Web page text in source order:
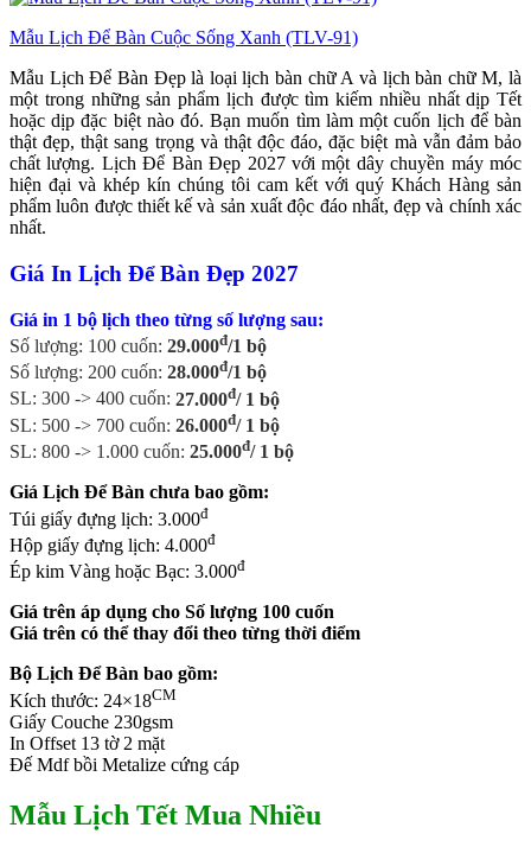
Mẫu Lịch Để Bàn Cuộc Sống Xanh (TLV-91)
Mẫu Lịch Để Bàn Đẹp là loại lịch bàn chữ A và lịch bàn chữ M, là
một trong những sản phẩm lịch được tìm kiếm nhiều nhất dịp Tết
hoặc dịp đặc biệt nào đó. Bạn muốn tìm làm một cuốn lịch để bàn
thật đẹp, thật sang trọng và thật độc đáo, đặc biệt mà vẫn đảm bảo
chất lượng. Lịch Để Bàn Đẹp 2027 với một dây chuyền máy móc
hiện đại và khép kín chúng tôi cam kết với quý Khách Hàng sản
phẩm luôn được thiết kế và sản xuất độc đáo nhất, đẹp và chính xác
nhất.
Giá In Lịch Để Bàn Đẹp 2027
Giá in 1 bộ lịch theo từng số lượng sau:
Số lượng: 100 cuốn: 29.000đ/1 bộ
Số lượng: 200 cuốn: 28.000đ/1 bộ
SL: 300 -> 400 cuốn: 27.000đ/ 1 bộ
SL: 500 -> 700 cuốn: 26.000đ/ 1 bộ
SL: 800 -> 1.000 cuốn: 25.000đ/ 1 bộ
Giá Lịch Để Bàn chưa bao gồm:
Túi giấy đựng lịch: 3.000đ
Hộp giấy đựng lịch: 4.000đ
Ép kim Vàng hoặc Bạc: 3.000đ
Giá trên áp dụng cho Số lượng 100 cuốn
Giá trên có thể thay đổi theo từng thời điểm
Bộ Lịch Để Bàn bao gồm:
Kích thước: 24×18CM
Giấy Couche 230gsm
In Offset 13 tờ 2 mặt
Đế Mdf bồi Metalize cứng cáp
Mẫu Lịch Tết Mua Nhiều